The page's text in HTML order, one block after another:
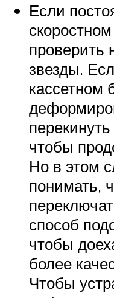
Если
проверить
звезды.
кассетном
чтобы
Но в этом
понимать,
способ
чтобы
более
Чтобы